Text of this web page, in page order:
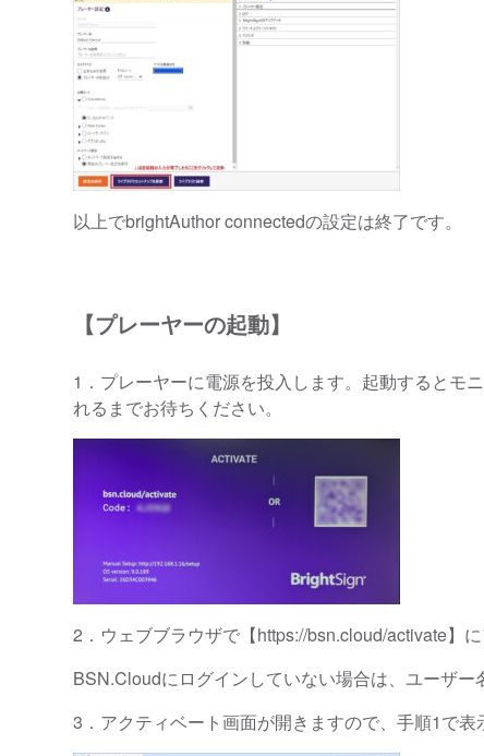
以上でbrightAuthor connectedの設定は終了です。
【プレーヤーの起動】
1．プレーヤーに電源を投入します。起動するとモ
れるまでお待ちください。
2．ウェブブラウザで【https://bsn.cloud/activate】
BSN.Cloudにログインしていない場合は、ユーザー
3．アクティベート画面が開きますので、手順1で表